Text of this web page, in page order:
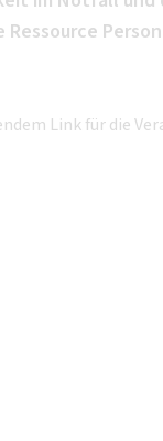
Ressource
Link für die